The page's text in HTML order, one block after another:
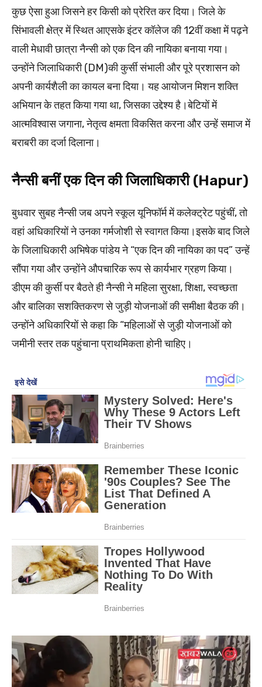
कुछ ऐसा हुआ जिसने हर किसी को प्रेरित कर दिया। जिले के
सिंभावली क्षेत्र में स्थित आएसके इंटर कॉलेज की 12वीं कक्षा में पढ़ने
वाली मेधावी छात्रा नैन्सी को एक दिन की नायिका बनाया गया।
उन्होंने जिलाधिकारी (DM)की कुर्सी संभाली और पूरे प्रशासन को
अपनी कार्यशैली का कायल बना दिया। यह आयोजन मिशन शक्ति
अभियान के तहत किया गया था, जिसका उद्देश्य है।बेटियों में
आत्मविश्वास जगाना, नेतृत्व क्षमता विकसित करना और उन्हें समाज में
बराबरी का दर्जा दिलाना।
नैन्सी बनीं एक दिन की जिलाधिकारी (Hapur)
बुधवार सुबह नैन्सी जब अपने स्कूल यूनिफॉर्म में कलेक्ट्रेट पहुंचीं, तो
वहां अधिकारियों ने उनका गर्मजोशी से स्वागत किया।इसके बाद जिले
के जिलाधिकारी अभिषेक पांडेय ने “एक दिन की नायिका का पद” उन्हें
सौंपा गया और उन्होंने औपचारिक रूप से कार्यभार ग्रहण किया।
डीएम की कुर्सी पर बैठते ही नैन्सी ने महिला सुरक्षा, शिक्षा, स्वच्छता
और बालिका सशक्तिकरण से जुड़ी योजनाओं की समीक्षा बैठक की।
उन्होंने अधिकारियों से कहा कि “महिलाओं से जुड़ी योजनाओं को
जमीनी स्तर तक पहुंचाना प्राथमिकता होनी चाहिए।